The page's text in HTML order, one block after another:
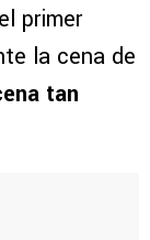
primer
la cena de
tan